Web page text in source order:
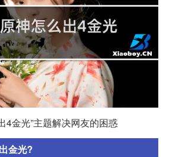
4金光”主题解决网友的困惑
金光?